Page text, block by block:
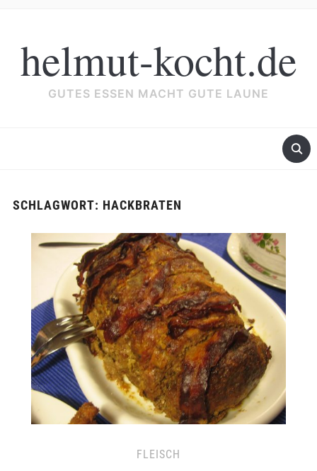
helmut-kocht.de
GUTES ESSEN MACHT GUTE LAUNE
SCHLAGWORT: HACKBRATEN
FLEISCH